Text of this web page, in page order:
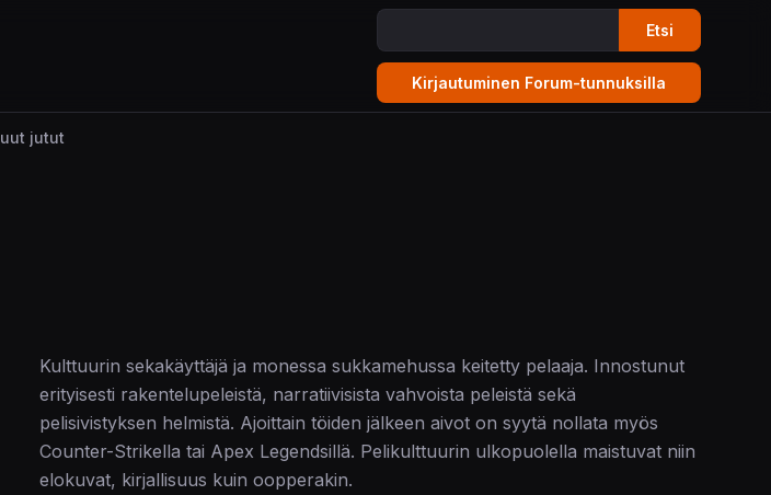
Etsi
jutut
Kulttuurin sekakäyttäjä ja monessa sukkamehussa keitetty pelaaja. Innostunut
erityisesti rakentelupeleistä, narratiivisista vahvoista peleistä sekä
pelisivistyksen helmistä. Ajoittain töiden jälkeen aivot on syytä nollata myös
Counter-Strikella tai Apex Legendsillä. Pelikulttuurin ulkopuolella maistuvat niin
elokuvat, kirjallisuus kuin oopperakin.